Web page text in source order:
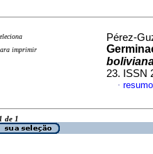
imprimir
Pérez-
23. ISSN
·
de 1